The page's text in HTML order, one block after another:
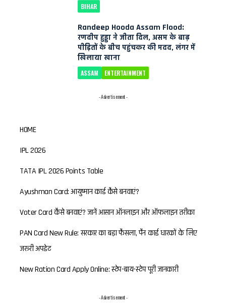
BIHAR
Randeep Hooda Assam Flood:
रणदीप हुड्डा ने जीता दिल, असम के बाढ़
पीड़ितों के बीच पहुंचकर की मदद, लंगर में
खिलाया खाना
ASSAM ENTERTAINMENT
- Advertisement -
HOME
IPL 2026
TATA IPL 2026 Points Table
Ayushman Card: आयुष्मान कार्ड कैसे बनवाएं?
Voter Card कैसे बनवाएं? जानें आसान ऑनलाइन और ऑफलाइन तरीका
PAN Card New Rule: सरकार का बड़ा फैसला, पैन कार्ड धारकों के लिए
जरूरी अपडेट
New Ration Card Apply Online: स्टेप-बाय-स्टेप पूरी जानकारी
- Advertisement -